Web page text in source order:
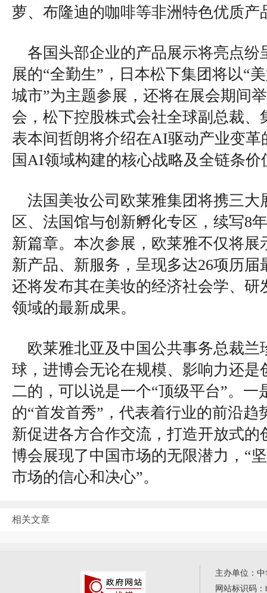
萝、布隆迪的咖啡等非洲特色优质产
各国头部企业的产品展示将亮点纷
展的“全勤生”，日本松下集团将以“
城市”为主题参展，还将在展会期间
会，松下控股株式会社全球副总裁、
表本间哲朗将介绍在AI驱动产业变革
国AI领域构建的核心战略及全链条价
法国美妆公司欧莱雅集团将携三大
区、法国馆与创新孵化专区，续写8
新篇章。本次参展，欧莱雅不仅将展
新产品、新服务，呈现多达26项历届
还将发布其在美妆的经济社会学、研
领域的最新成果。
欧莱雅北亚及中国公共事务总裁兰
球，进博会无论在规模、影响力还是
二的，可以说是一个“顶级平台”。一
的“首发首秀”，代表着行业的前沿趋
新促进各方合作交流，打造开放式的
博会展现了中国市场的无限潜力，“
市场的信心和决心”。
相关文章
主办单位：
网站标识码：